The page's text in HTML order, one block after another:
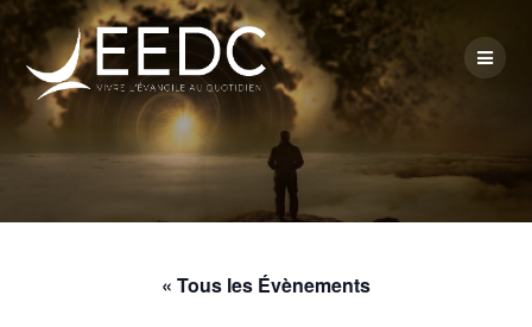
Skip
to
content
« Tous les Évènements